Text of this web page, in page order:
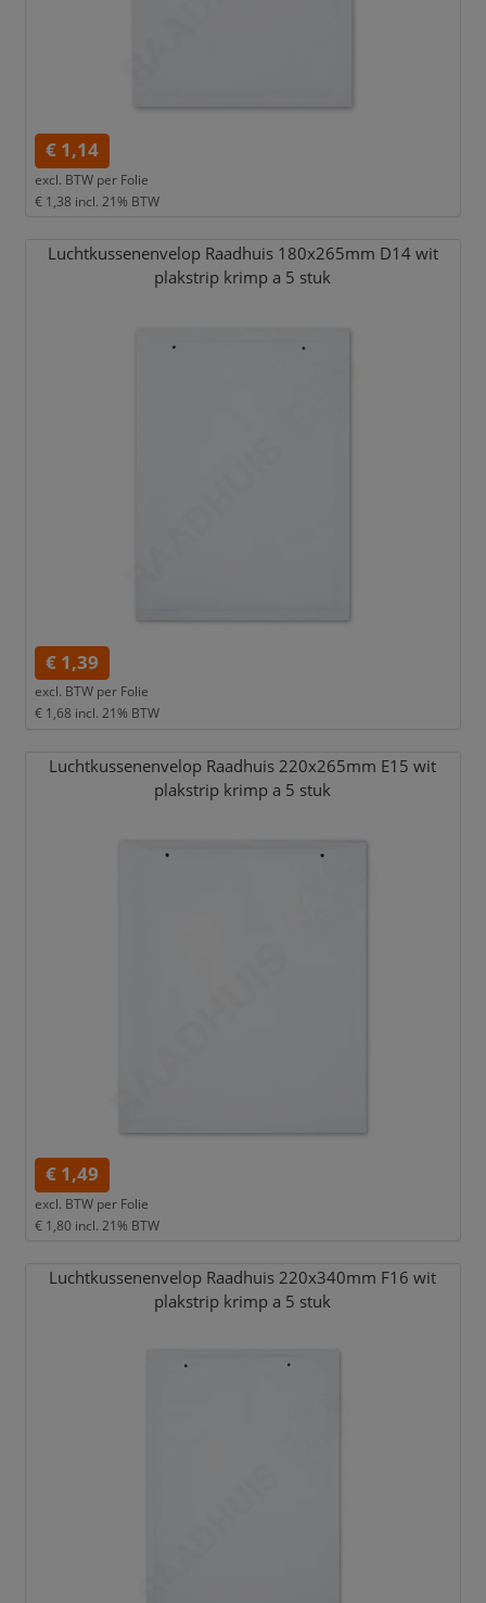
€ 1,14
excl. BTW per Folie
€ 1,38 incl. 21% BTW
Luchtkussenenvelop Raadhuis 180x265mm D14 wit
plakstrip krimp a 5 stuk
€ 1,39
excl. BTW per Folie
€ 1,68 incl. 21% BTW
Luchtkussenenvelop Raadhuis 220x265mm E15 wit
plakstrip krimp a 5 stuk
€ 1,49
excl. BTW per Folie
€ 1,80 incl. 21% BTW
Luchtkussenenvelop Raadhuis 220x340mm F16 wit
plakstrip krimp a 5 stuk